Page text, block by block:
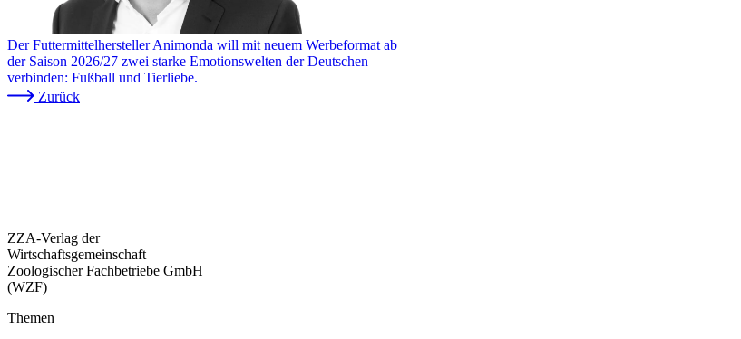
Der Futtermittelhersteller Animonda will mit neuem Werbeformat ab
der Saison 2026/27 zwei starke Emotionswelten der Deutschen
verbinden: Fußball und Tierliebe.
Zurück
ZZA-Verlag der
Wirtschaftsgemeinschaft
Zoologischer Fachbetriebe GmbH
(WZF)
Themen